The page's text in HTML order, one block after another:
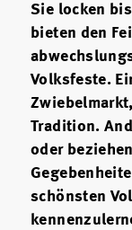
Sie locken
bieten den
Volksfeste.
Tradition.
oder
schönsten